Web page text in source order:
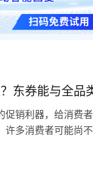
东券能与全品
促销利器，给消费
多消费者可能尚